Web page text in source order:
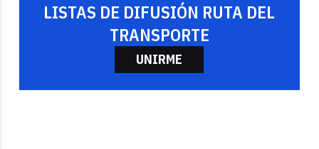
LISTAS DE DIFUSIÓN RUTA DEL
TRANSPORTE
UNIRME